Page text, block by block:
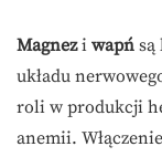
Magnezi wapń są
układu
roli w produkcji
anemii.